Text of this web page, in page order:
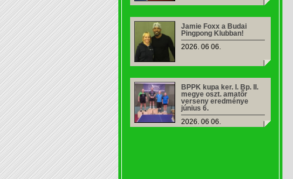
Jamie Foxx a Budai
Pingpong Klubban!
2026. 06 06.
BPPK kupa ker. I. Bp. II.
megye oszt. amatőr
verseny eredménye
június 6.
2026. 06 06.